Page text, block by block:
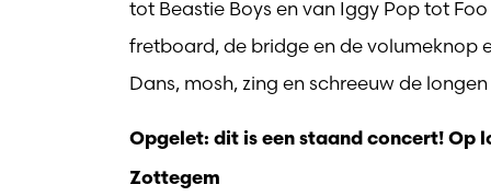
tot Beastie Boys en van Iggy Pop tot
fretboard, de bridge en de volumeknop
Dans, mosh, zing en schreeuw de
Opgelet: dit is een staand concert! Op
Zottegem